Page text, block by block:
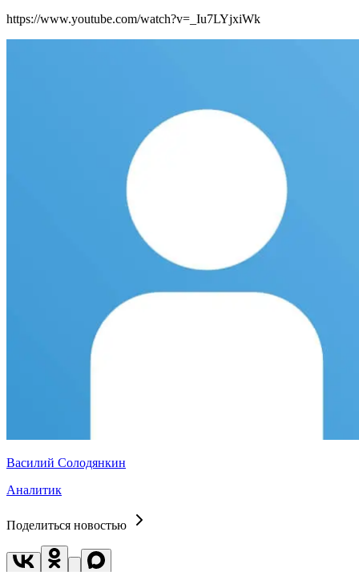
https://www.youtube.com/watch?v=_Iu7LYjxiWk
Василий Солодянкин
Аналитик
Поделиться новостью